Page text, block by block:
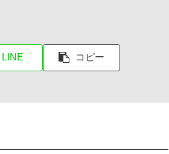
LINE コピー